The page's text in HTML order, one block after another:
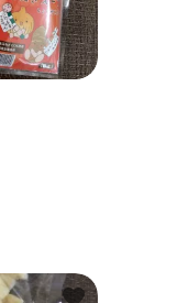
favorite